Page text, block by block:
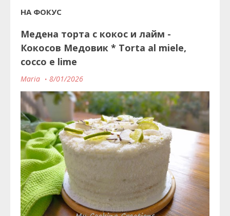
НА ФОКУС
Медена торта с кокос и лайм -
Кокосов Медовик * Torta al miele,
cocco e lime
Maria 8/01/2026